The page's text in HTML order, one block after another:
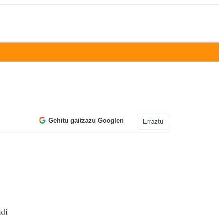
Gehitu gaitzazu Googlen Erraztu